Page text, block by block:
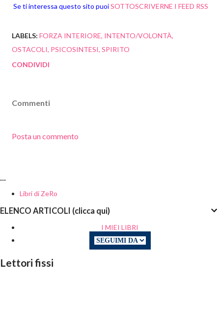
Se ti interessa questo sito puoiSOTTOSCRIVERNE I FEED RSS
LABELS: FORZA INTERIORE INTENTO/VOLONTÀ
OSTACOLI PSICOSINTESI SPIRITO
CONDIVIDI
Commenti
Posta un commento
...
Libri di ZeRo
ELENCO ARTICOLI (clicca qui)
I MIEI LIBRI
Lettori fissi